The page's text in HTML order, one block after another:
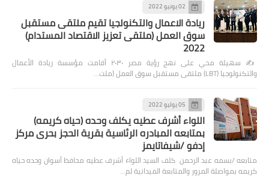
02 يونيو 2022
ريادة الاعمال والتكنولجيا تقيم ملتقى مستقبل
سوق العمل (ملتقى تعزيز الاقتصاد المستدام)
2022
✍️ سهيلة محي على نهج رؤية مصر ٢٠٣٠ أقامت مؤسسة ريادة الأعمال
والتكنولوجيا (LBT) ملتقى مستقبل سوق العمل (ملت…
05 يوليو 2022
اللواء أشرف عطيه يكلف وحده (حياه كريمه)
بمتابعه المبادره الرئاسية بقرية الحجز بحرى مركز
إدفو /شيفاتايمز
متابعه /بسمه عبد الرحمن كلف السيد اللواء أشرف عطيه محافظ أسوان وحده حياه
كريمه بمواصلة المرور والمتابعة الميدانية لم…